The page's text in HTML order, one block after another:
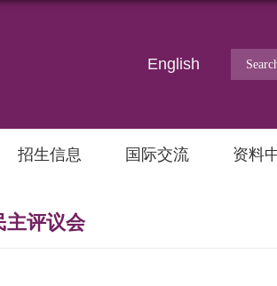
English
招生信息 国际交流 资料
主评议会